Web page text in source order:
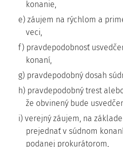
konanie,
e) záujem na rýchlom a
veci,
f) pravdepodobnosť
konaní,
g) pravdepodobný dosah
h) pravdepodobný trest
že obvinený bude
i) verejný záujem, na
prejednať v súdnom
podanej prokurátorom,